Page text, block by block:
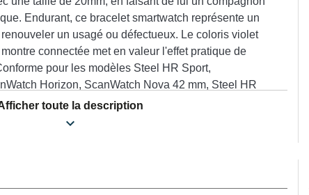
Endurant, ce bracelet smartwatch représente un
un usagé ou défectueux. Le coloris violet
connectée met en valeur l'effet pratique de
pour les modèles Steel HR Sport,
Horizon, ScanWatch Nova 42 mm, Steel HR
et beaucoup d'autres de la marque Withings, cette
compte un fermoir déployant de qualité
toute la description